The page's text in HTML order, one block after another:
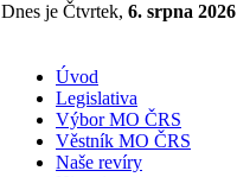
Dnes je Čtvrtek, 6. srpna 2026
Úvod
Legislativa
Výbor MO ČRS
Věstník MO ČRS
Naše revíry